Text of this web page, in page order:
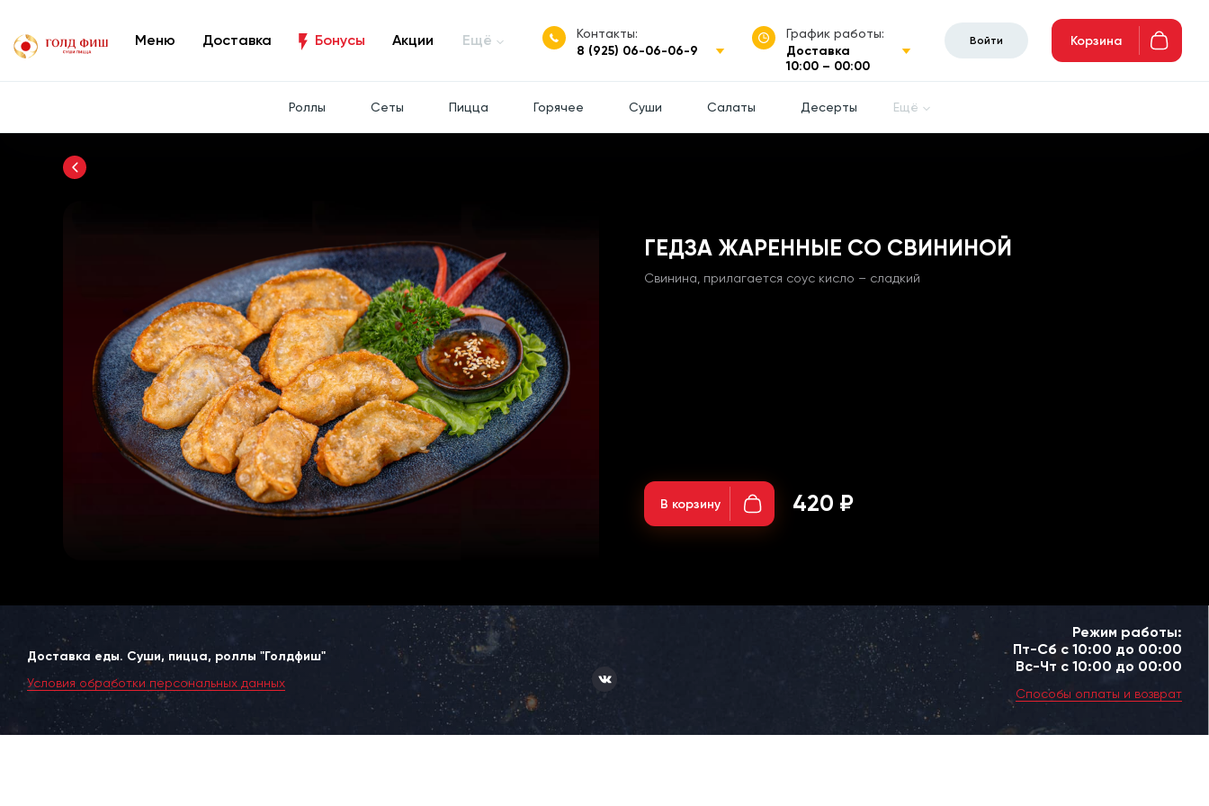
Контакты:
8 (925) 06-06-06-9
График работы:
Доставка
10:00 – 00:00
Меню Доставка Бонусы Акции Ещё Войти Корзина
Роллы Сеты Пицца Горячее Суши Салаты Десерты Ещё
ГЕДЗА ЖАРЕННЫЕ СО СВИНИНОЙ
Свинина, прилагается соус кисло – сладкий
В корзину 420 ₽
Доставка еды. Суши, пицца, роллы "Голдфиш"
Условия обработки персональных данных
Режим работы:
Пт-Сб с 10:00 до 00:00
Вс-Чт с 10:00 до 00:00
Способы оплаты и возврат